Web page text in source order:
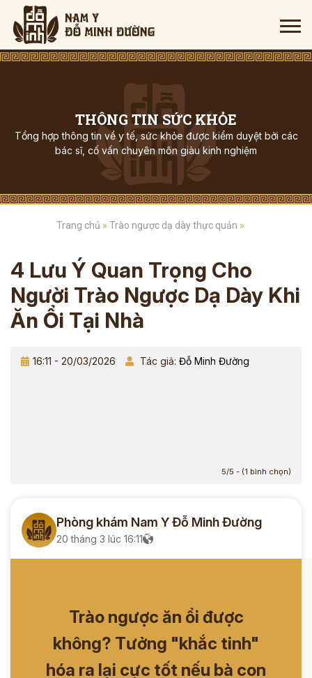
THÔNG TIN SỨC KHỎE
Tổng hợp thông tin về y tế, sức khỏe được kiểm duyệt bởi các
bác sĩ, cố vấn chuyên môn giàu kinh nghiệm
Trang chủ » Trào ngược dạ dày thực quản »
4 Lưu Ý Quan Trọng Cho
Người Trào Ngược Dạ Dày Khi
Ăn Ổi Tại Nhà
16:11 - 20/03/2026 Tác giả: Đỗ Minh Đường
5/5 - (1 bình chọn)
Phòng khám Nam Y Đỗ Minh Đường
20 tháng 3 lúc 16:11
Trào ngược ăn ổi được
không? Tưởng "khắc tinh"
hóa ra lại cực tốt nếu bà con